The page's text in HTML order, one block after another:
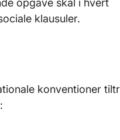
opgave skal i hvert
klausuler.
konventioner